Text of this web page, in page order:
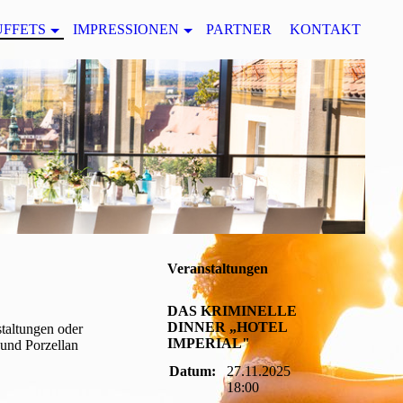
IMPRESSIONEN PARTNER KONTAKT
oder
Porzellan
Veranstaltungen
DAS KRIMINELLE
DINNER „HOTEL
IMPERIAL"
Datum:
27.11.2025
18:00